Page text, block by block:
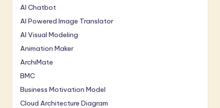
AI Chatbot
AI Powered Image Translator
AI Visual Modeling
Animation Maker
ArchiMate
BMC
Business Motivation Model
Cloud Architecture Diagram